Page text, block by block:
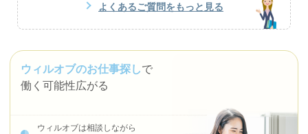
よくあるご質問をもっと見る
ウィルオブのお仕事探しで
働く可能性広がる
ウィルオブは相談しながら